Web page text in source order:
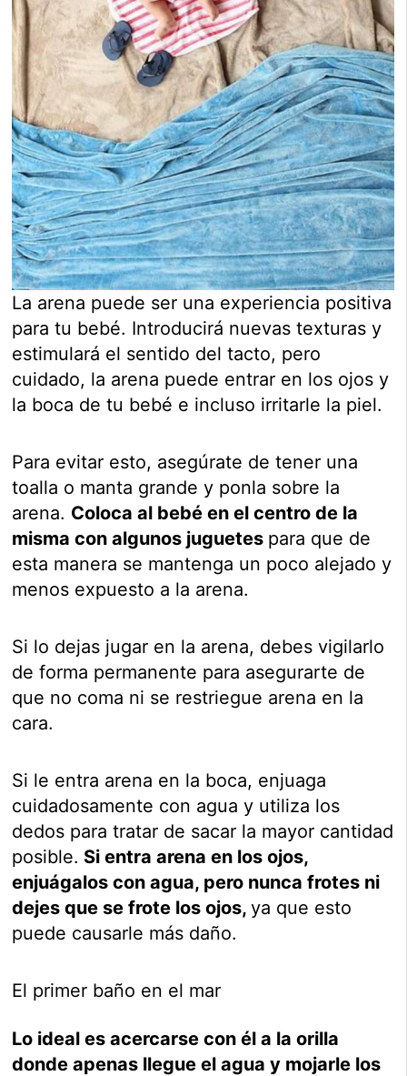
La arena puede ser una experiencia positiva
para tu bebé. Introducirá nuevas texturas y
estimulará el sentido del tacto, pero
cuidado, la arena puede entrar en los ojos y
la boca de tu bebé e incluso irritarle la piel.
Para evitar esto, asegúrate de tener una
toalla o manta grande y ponla sobre la
arena. Coloca al bebé en el centro de la
misma con algunos juguetes para que de
esta manera se mantenga un poco alejado y
menos expuesto a la arena.
Si lo dejas jugar en la arena, debes vigilarlo
de forma permanente para asegurarte de
que no coma ni se restriegue arena en la
cara.
Si le entra arena en la boca, enjuaga
cuidadosamente con agua y utiliza los
dedos para tratar de sacar la mayor cantidad
posible. Si entra arena en los ojos,
enjuágalos con agua, pero nunca frotes ni
dejes que se frote los ojos,ya que esto
puede causarle más daño.
El primer baño en el mar
Lo ideal es acercarse con él a la orilla
donde apenas llegue el agua y mojarle los